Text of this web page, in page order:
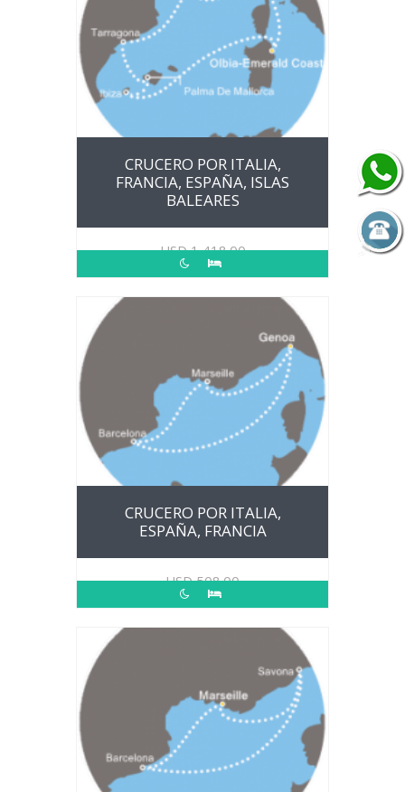
CRUCERO POR ITALIA,
FRANCIA, ESPAÑA, ISLAS
BALEARES
USD1,418.00
CRUCERO POR ITALIA,
ESPAÑA, FRANCIA
USD508.00